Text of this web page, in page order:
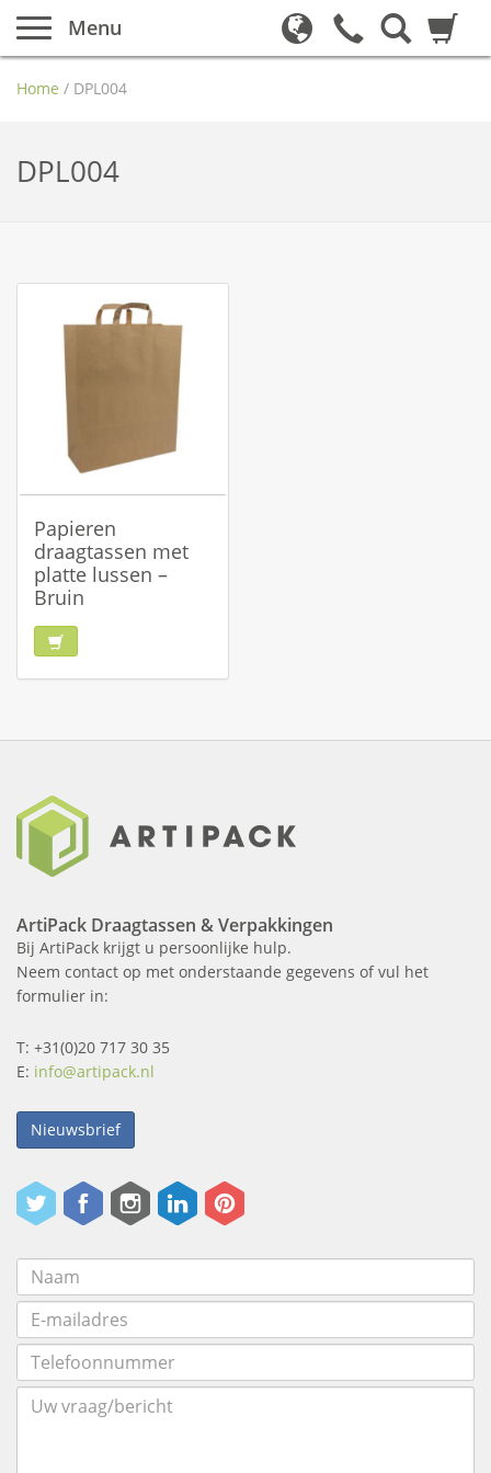
Menu
Home / DPL004
DPL004
Papieren
draagtassen met
platte lussen –
Bruin
ArtiPack Draagtassen & Verpakkingen
Bij ArtiPack krijgt u persoonlijke hulp.
Neem contact op met onderstaande gegevens of vul het
formulier in:
T: +31(0)20 717 30 35
E: info@artipack.nl
Nieuwsbrief